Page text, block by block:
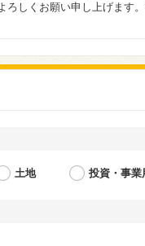
しくお願い申し上げます
土地 投資・事業